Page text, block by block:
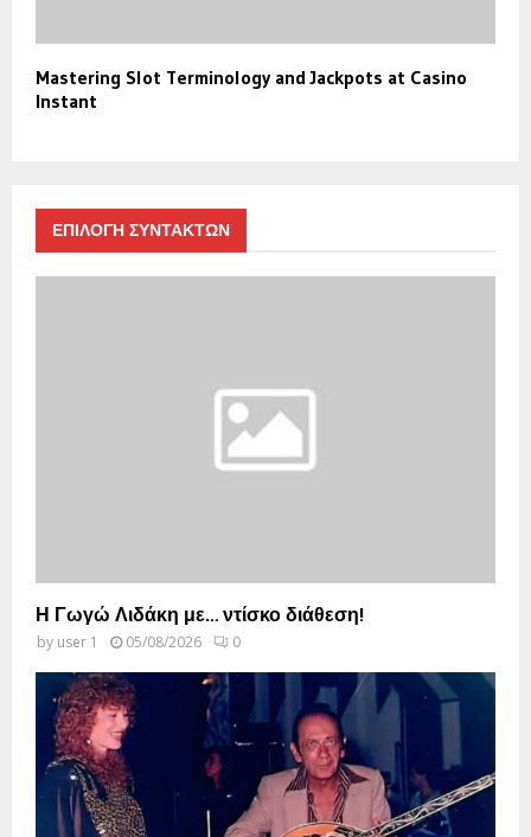
Mastering Slot Terminology and Jackpots at Casino
Instant
ΕΠΙΛΟΓΗ ΣΥΝΤΑΚΤΩΝ
Η Γωγώ Λιδάκη με… ντίσκο διάθεση!
by user 1 05/08/2026 0